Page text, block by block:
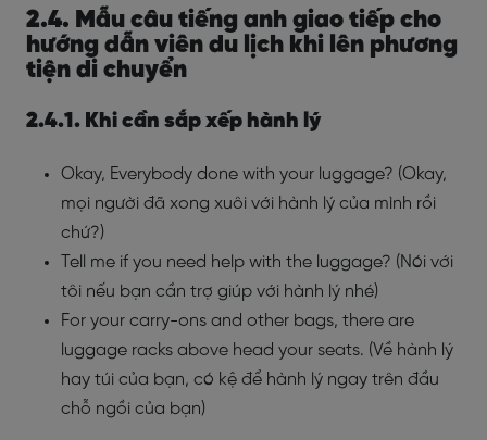
2.4. Mẫu câu tiếng anh giao tiếp cho
hướng dẫn viên du lịch khi lên phương
tiện di chuyển
2.4.1. Khi cần sắp xếp hành lý
Okay, Everybody done with your luggage? (Okay,
mọi người đã xong xuôi với hành lý của mình rồi
chứ?)
Tell me if you need help with the luggage? (Nói với
tôi nếu bạn cần trợ giúp với hành lý nhé)
For your carry-ons and other bags, there are
luggage racks above head your seats. (Về hành lý
hay túi của bạn, có kệ để hành lý ngay trên đầu
chỗ ngồi của bạn)